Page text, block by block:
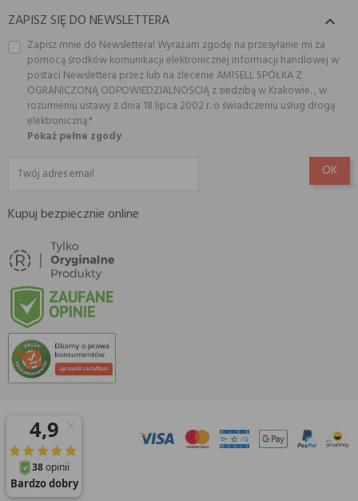
ZAPISZ SIĘ DO NEWSLETTERA 
Zapisz mnie do Newslettera! Wyrażam zgodę na przesyłanie mi za
pomocą środków komunikacji elektronicznej informacji handlowej w
postaci Newslettera przez lub na zlecenie AMISELL SPÓŁKA Z
OGRANICZONĄ ODPOWIEDZIALNOŚCIĄ z siedzibą w Krakowie. , w
rozumieniu ustawy z dnia 18 lipca 2002 r. o świadczeniu usług drogą
elektroniczną.*
Pokaż pełne zgody
Kupuj bezpiecznie online
© 2026 Amisell